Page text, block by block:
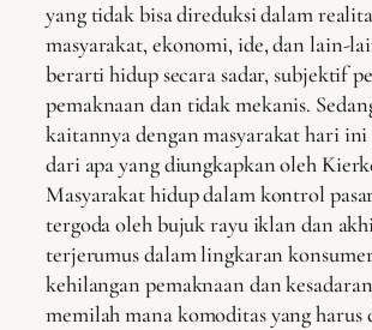
yang tidak bisa direduksi dalam
masyarakat, ekonomi, ide, dan lain-
berarti hidup secara sadar, subjektif
pemaknaan dan tidak mekanis.
kaitannya dengan masyarakat hari
dari apa yang diungkapkan oleh
Masyarakat hidup dalam kontrol
tergoda oleh bujuk rayu iklan dan
terjerumus dalam lingkaran
kehilangan pemaknaan dan
memilah mana komoditas yang harus